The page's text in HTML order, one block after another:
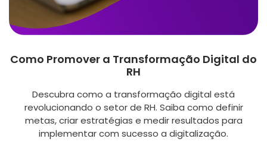
Como Promover a Transformação Digital do
RH
Descubra como a transformação digital está
revolucionando o setor de RH. Saiba como definir
metas, criar estratégias e medir resultados para
implementar com sucesso a digitalização.